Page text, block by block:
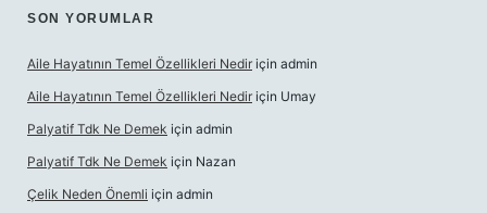
SON YORUMLAR
Aile Hayatının Temel Özellikleri Nedir için admin
Aile Hayatının Temel Özellikleri Nedir için Umay
Palyatif Tdk Ne Demek için admin
Palyatif Tdk Ne Demek için Nazan
Çelik Neden Önemli için admin